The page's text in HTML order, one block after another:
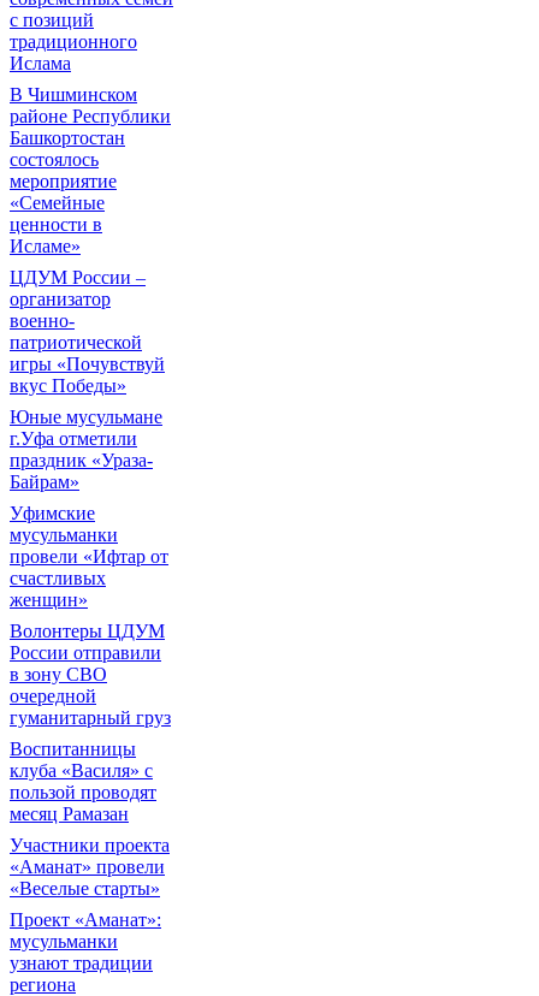
с позиций
традиционного
Ислама
В Чишминском
районе Республики
Башкортостан
состоялось
мероприятие
«Семейные
ценности в
Исламе»
ЦДУМ России –
организатор
военно-
патриотической
игры «Почувствуй
вкус Победы»
Юные мусульмане
г.Уфа отметили
праздник «Ураза-
Байрам»
Уфимские
мусульманки
провели «Ифтар от
счастливых
женщин»
Волонтеры ЦДУМ
России отправили
в зону СВО
очередной
гуманитарный груз
Воспитанницы
клуба «Василя» с
пользой проводят
месяц Рамазан
Участники проекта
«Аманат» провели
«Веселые старты»
Проект «Аманат»:
мусульманки
узнают традиции
региона